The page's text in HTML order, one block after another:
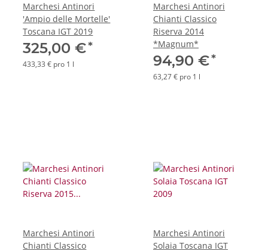
Marchesi Antinori
'Ampio delle Mortelle'
Toscana IGT 2019
325,00 €*
433,33 € pro 1 l
Marchesi Antinori
Chianti Classico
Riserva 2014
*Magnum*
94,90 €*
63,27 € pro 1 l
Marchesi Antinori
Chianti Classico
Marchesi Antinori
Solaia Toscana IGT